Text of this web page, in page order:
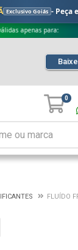
Exclusivo Goiás - Peça
para:
0
FLUÍDO